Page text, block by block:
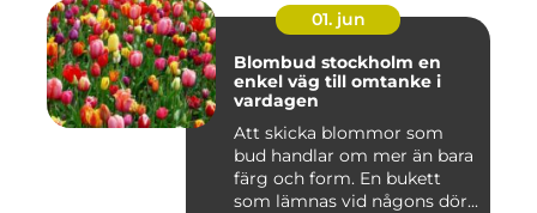
01. jun
Blombud stockholm en
enkel väg till omtanke i
vardagen
Att skicka blommor som
bud handlar om mer än bara
färg och form. En bukett
som lämnas vid någons dör...